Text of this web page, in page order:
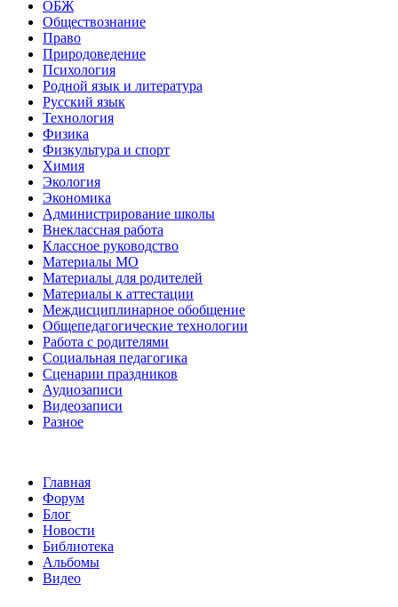
ОБЖ
Обществознание
Право
Природоведение
Психология
Родной язык и литература
Русский язык
Технология
Физика
Физкультура и спорт
Химия
Экология
Экономика
Администрирование школы
Внеклассная работа
Классное руководство
Материалы МО
Материалы для родителей
Материалы к аттестации
Междисциплинарное обобщение
Общепедагогические технологии
Работа с родителями
Социальная педагогика
Сценарии праздников
Аудиозаписи
Видеозаписи
Разное
Главная
Форум
Блог
Новости
Библиотека
Альбомы
Видео